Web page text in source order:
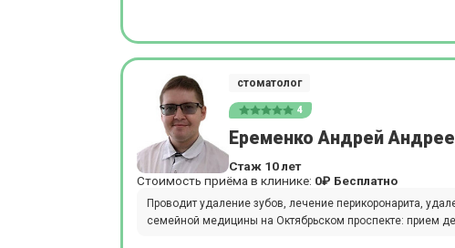
стоматолог
4
Еременко Андрей
Стаж 10 лет
Стоимость приёма в клинике: 0₽ Бесплатно
Проводит удаление зубов, лечение перикоронарита,
семейной медицины на Октябрьском проспекте: прием